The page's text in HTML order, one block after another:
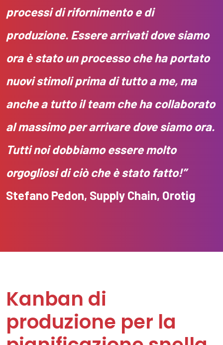
processi di rifornimento e di
produzione. Essere arrivati dove siamo
ora è stato un processo che ha portato
nuovi stimoli prima di tutto a me, ma
anche a tutto il team che ha collaborato
al massimo per arrivare dove siamo ora.
Tutti noi dobbiamo essere molto
orgogliosi di ciò che è stato fatto!”
Stefano Pedon, Supply Chain, Orotig
Kanban di
produzione per la